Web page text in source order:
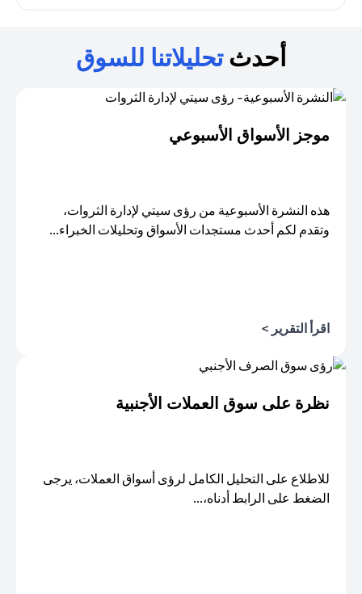
أحدثتحليلاتنا للسوق
موجز الأسواق الأسبوعي
هذه النشرة الأسبوعية من رؤى سيتي لإدارة الثروات،
وتقدم لكم أحدث مستجدات الأسواق وتحليلات الخبراء...
اقرأ التقرير >
نظرة على سوق العملات الأجنبية
للاطلاع على التحليل الكامل لرؤى أسواق العملات، يرجى
الضغط على الرابط أدناه،...